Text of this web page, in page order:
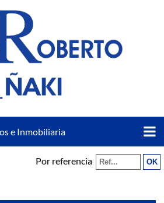
e Inmobiliaria
Por referencia